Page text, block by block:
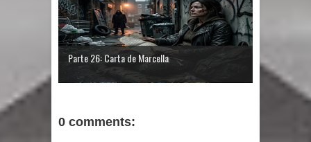
Parte 26: Carta de Marcella
0 comments: